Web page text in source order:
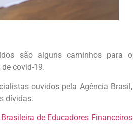
são alguns caminhos para o
covid-19.
ouvidos pela Agência Brasil,
dívidas.
de Educadores Financeiros